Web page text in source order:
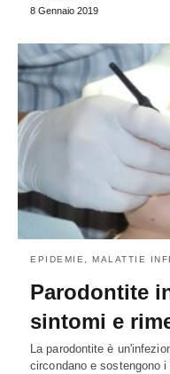
8 Gennaio 2019
EPIDEMIE, MALATTIE
Parodontite
sintomi e
La parodontite è
circondano e sostengono